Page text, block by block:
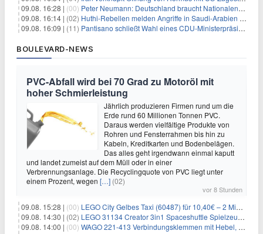
09.08. 16:28 | (00) Peter Neumann: Deutschland braucht Nationalen Sicherheitsberater
09.08. 16:14 | (02) Huthi-Rebellen melden Angriffe in Saudi-Arabien und im Jemen
09.08. 16:09 | (11) Pantisano schließt Wahl eines CDU-Ministerpräsident nicht aus
BOULEVARD-NEWS
PVC-Abfall wird bei 70 Grad zu Motoröl mit
hoher Schmierleistung
Jährlich produzieren Firmen rund um die
Erde rund 60 Millionen Tonnen PVC.
Daraus werden vielfältige Produkte von
Rohren und Fensterrahmen bis hin zu
Kabeln, Kreditkarten und Bodenbelägen.
Das alles geht irgendwann einmal kaputt
und landet zumeist auf dem Müll oder in einer
Verbrennungsanlage. Die Recyclingquote von PVC liegt unter
einem Prozent, wegen […] (02)
vor 8 Stunden
09.08. 15:28 | (00) LEGO City Gelbes Taxi (60487) für 10,40€ – 2 Minifiguren
09.08. 14:30 | (02) LEGO 31134 Creator 3in1 Spaceshuttle Spielzeug für 6,39€
09.08. 14:00 | (00) WAGO 221-413 Verbindungsklemmen mit Hebel, 50 Stück für 14,99€